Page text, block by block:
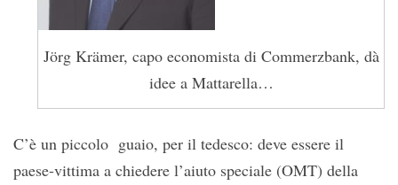
Jörg Krämer, capo economista di Commerzbank, dà
idee a Mattarella…
C’è un piccolo guaio, per il tedesco: deve essere il
paese-vittima a chiedere l’aiuto speciale (OMT) della